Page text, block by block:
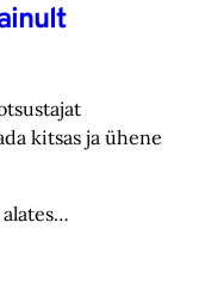
kitsas ja ühene